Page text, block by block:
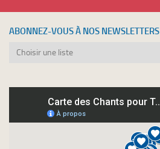
ABONNEZ-VOUS À NOS NEWSLETTERS
Abonnez-
newsletters